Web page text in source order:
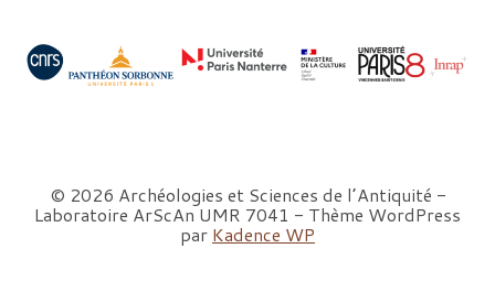
© 2026 Archéologies et Sciences de l’Antiquité -
Laboratoire ArScAn UMR 7041 - Thème WordPress
par Kadence WP